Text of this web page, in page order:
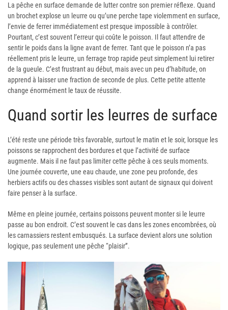
La pêche en surface demande de lutter contre son premier réflexe. Quand
un brochet explose un leurre ou qu’une perche tape violemment en surface,
l’envie de ferrer immédiatement est presque impossible à contrôler.
Pourtant, c’est souvent l’erreur qui coûte le poisson. Il faut attendre de
sentir le poids dans la ligne avant de ferrer. Tant que le poisson n’a pas
réellement pris le leurre, un ferrage trop rapide peut simplement lui retirer
de la gueule. C’est frustrant au début, mais avec un peu d’habitude, on
apprend à laisser une fraction de seconde de plus. Cette petite attente
change énormément le taux de réussite.
Quand sortir les leurres de surface
L’été reste une période très favorable, surtout le matin et le soir, lorsque les
poissons se rapprochent des bordures et que l’activité de surface
augmente. Mais il ne faut pas limiter cette pêche à ces seuls moments.
Une journée couverte, une eau chaude, une zone peu profonde, des
herbiers actifs ou des chasses visibles sont autant de signaux qui doivent
faire penser à la surface.
Même en pleine journée, certains poissons peuvent monter si le leurre
passe au bon endroit. C’est souvent le cas dans les zones encombrées, où
les carnassiers restent embusqués. La surface devient alors une solution
logique, pas seulement une pêche “plaisir”.